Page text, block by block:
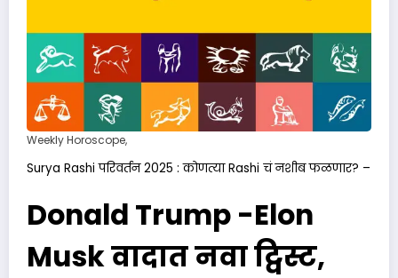
Weekly Horoscope,
Surya Rashi परिवर्तन 2025 : कोणत्या Rashi चं नशीब फळणार? –
Donald Trump -Elon
Musk वादात नवा ट्विस्ट,